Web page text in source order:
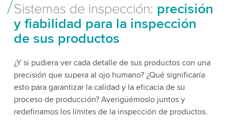
Sistemas de inspección: precisión
y fiabilidad para la inspección
de sus productos
¿Y si pudiera ver cada detalle de sus productos con una
precisión que supera al ojo humano? ¿Qué significaría
esto para garantizar la calidad y la eficacia de su
proceso de producción? Averigüémoslo juntos y
redefinamos los límites de la inspección de productos.